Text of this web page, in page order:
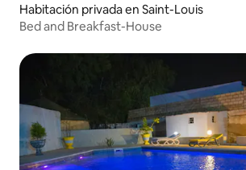
Habitación privada en Saint-Louis
Bed and Breakfast-House